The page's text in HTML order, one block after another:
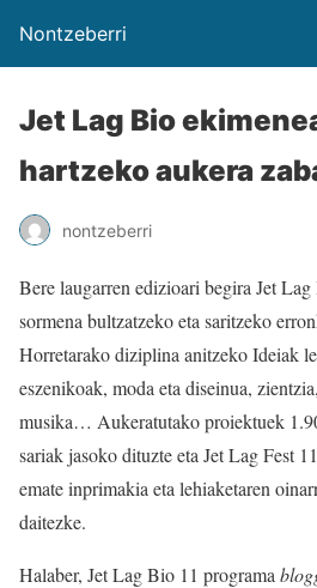
Nontzeberri
Jet Lag Bio
hartzeko aukera
nontzeberri
Bere laugarren edizioari begira Jet
sormena bultzatzeko eta saritzeko
Horretarako diziplina anitzeko Ideiak
eszenikoak, moda eta diseinua,
musika… Aukeratutako proiektuek
sariak jasoko dituzte eta Jet Lag Fest
emate inprimakia eta lehiaketaren
daitezke.
Halaber, Jet Lag Bio 11 programa